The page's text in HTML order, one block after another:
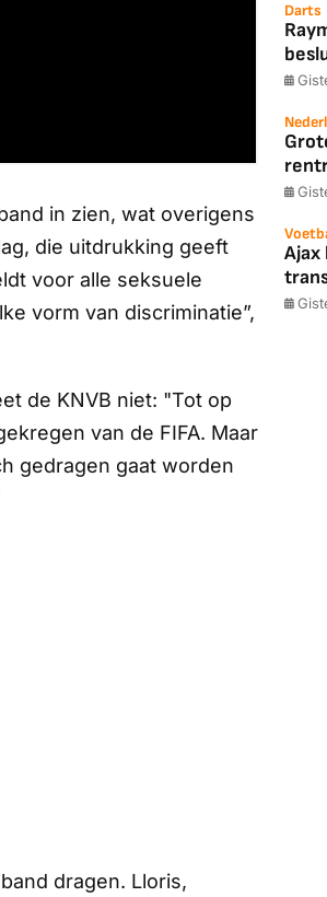
in zien, wat overigens
die uitdrukking geeft
voor alle seksuele
vorm van discriminatie”,
de KNVB niet: "Tot op
van de FIFA. Maar
gedragen gaat worden
dragen. Lloris,
Darts
Ajax